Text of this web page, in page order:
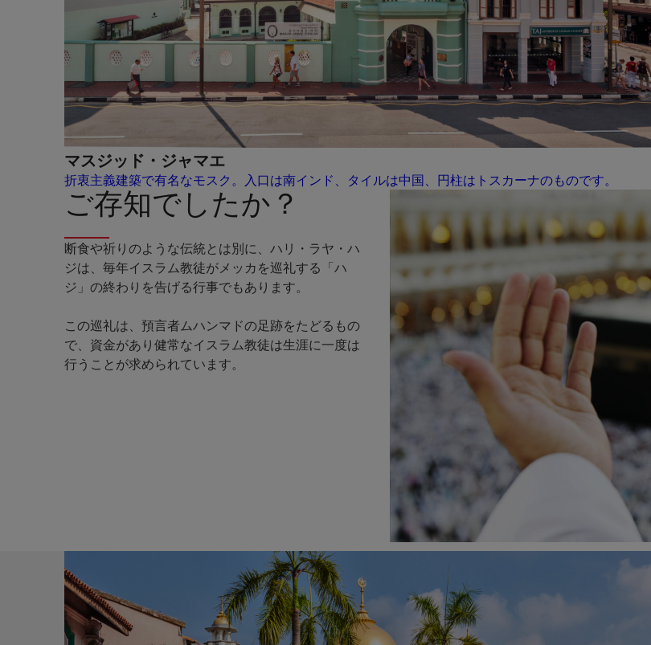
マスジッド・ジャマエ
折衷主義建築で有名なモスク。入口は南インド、タイルは中国、円柱はトスカーナのものです。
ご存知でしたか？
断食や祈りのような伝統とは別に、ハリ・ラヤ・ハ
ジは、毎年イスラム教徒がメッカを巡礼する「ハ
ジ」の終わりを告げる行事でもあります。
この巡礼は、預言者ムハンマドの足跡をたどるもの
で、資金があり健常なイスラム教徒は生涯に一度は
行うことが求められています。